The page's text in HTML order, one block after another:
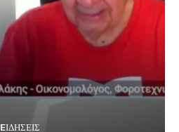
EΙΔΗΣΕΙΣ